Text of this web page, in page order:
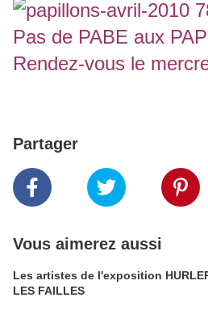
Pas de PABE aux
Rendez-vous le
Partager
Vous aimerez aussi
Les artistes de l'exposition
LES FAILLES